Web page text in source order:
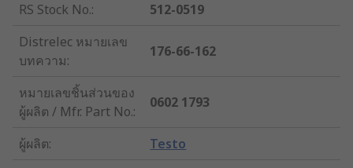
RS Stock No.:
512-0519
Distrelec หมายเลข
บทความ:
176-66-162
หมายเลขชิ้นส่วนของ
ผู้ผลิต / Mfr. Part No.:
0602 1793
ผู้ผลิต: Testo